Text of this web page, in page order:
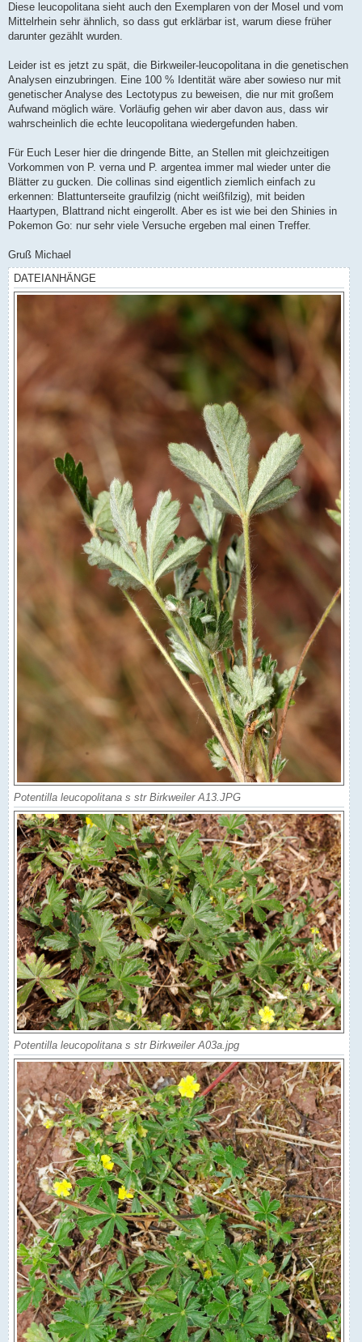
Diese leucopolitana sieht auch den Exemplaren von der Mosel und vom
Mittelrhein sehr ähnlich, so dass gut erklärbar ist, warum diese früher
darunter gezählt wurden.
Leider ist es jetzt zu spät, die Birkweiler-leucopolitana in die genetischen
Analysen einzubringen. Eine 100 % Identität wäre aber sowieso nur mit
genetischer Analyse des Lectotypus zu beweisen, die nur mit großem
Aufwand möglich wäre. Vorläufig gehen wir aber davon aus, dass wir
wahrscheinlich die echte leucopolitana wiedergefunden haben.
Für Euch Leser hier die dringende Bitte, an Stellen mit gleichzeitigen
Vorkommen von P. verna und P. argentea immer mal wieder unter die
Blätter zu gucken. Die collinas sind eigentlich ziemlich einfach zu
erkennen: Blattunterseite graufilzig (nicht weißfilzig), mit beiden
Haartypen, Blattrand nicht eingerollt. Aber es ist wie bei den Shinies in
Pokemon Go: nur sehr viele Versuche ergeben mal einen Treffer.
Gruß Michael
DATEIANHÄNGE
Potentilla leucopolitana s str Birkweiler A13.JPG
Potentilla leucopolitana s str Birkweiler A03a.jpg